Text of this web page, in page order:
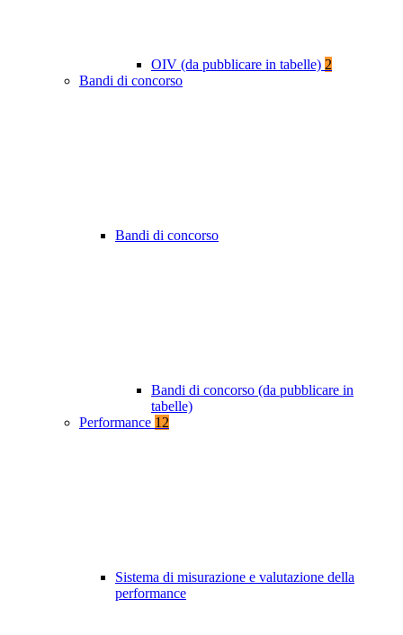
OIV (da pubblicare in tabelle) 2
Bandi di concorso
Bandi di concorso
Bandi di concorso (da pubblicare in
tabelle)
Performance 12
Sistema di misurazione e valutazione della
performance